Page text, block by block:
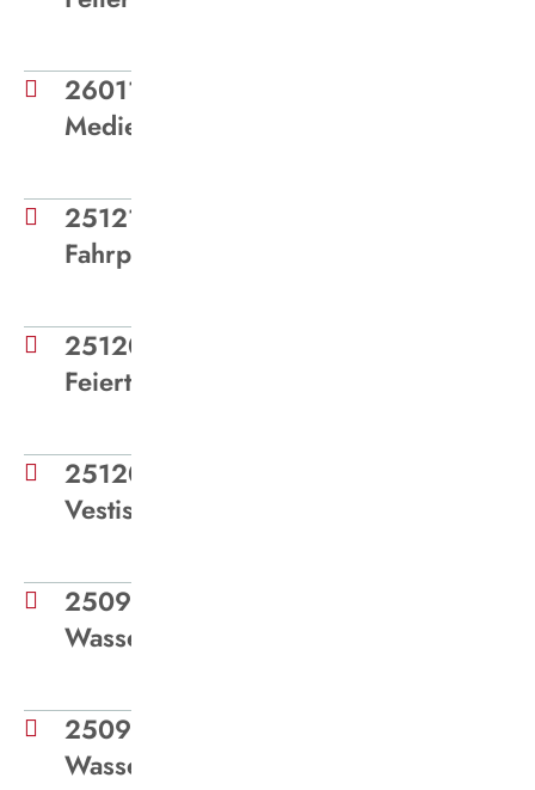
260112 -
Medieninformation_Aufsichtsrat
251215 -Medieninformation
Fahrplanwechsel Januar 2026
251209 - Medieninformation
Feiertagsfahrplan
251201 - Medieninformation
Vestische Honig 2025
250912 - Medieninformation
Wasserstoffbusse
250902 - Medieninformation
Wasserstoffstrategie